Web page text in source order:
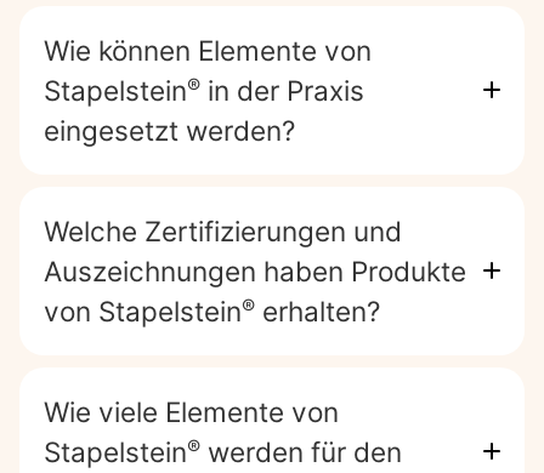
Wie können Elemente von
Stapelstein® in der Praxis
eingesetzt werden?
Welche Zertifizierungen und
Auszeichnungen haben Produkte
von Stapelstein® erhalten?
Wie viele Elemente von
Stapelstein® werden für den